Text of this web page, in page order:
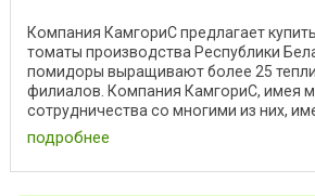
Компания КамгориС предлагает
томаты производства Республики
помидоры выращивают более 25
филиалов. Компания КамгориС, имея
сотрудничества со многими из них,
подробнее